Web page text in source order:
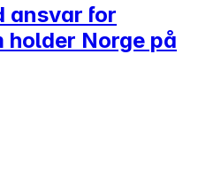
ansvar for
holder Norge på